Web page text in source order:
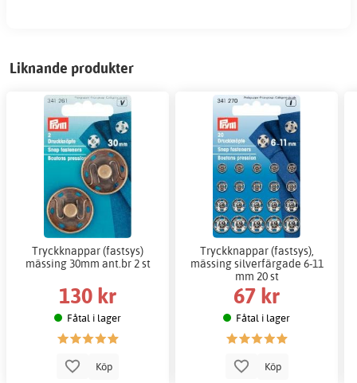
Liknande produkter
Tryckknappar (fastsys)
mässing 30mm ant.br 2 st
130 kr
Fåtal i lager
Köp
Tryckknappar (fastsys),
mässing silverfärgade 6-11
mm 20 st
67 kr
Fåtal i lager
Köp